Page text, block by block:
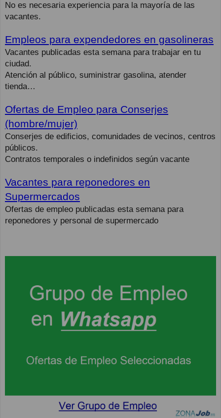
No es necesaria experiencia para la mayoría de las
vacantes.
Empleos para expendedores en gasolineras
Vacantes publicadas esta semana para trabajar en tu
ciudad.
Atención al público, suministrar gasolina, atender
tienda…
Ofertas de Empleo para Conserjes
(hombre/mujer)
Conserjes de edificios, comunidades de vecinos, centros
públicos.
Contratos temporales o indefinidos según vacante
Vacantes para reponedores en
Supermercados
Ofertas de empleo publicadas esta semana para
reponedores y personal de supermercado